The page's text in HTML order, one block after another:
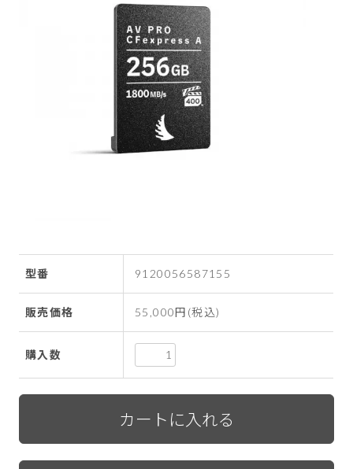
型番 9120056587155
販売価格 55,000円(税込)
購入数